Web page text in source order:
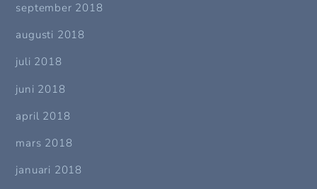
september 2018
augusti 2018
juli 2018
juni 2018
april 2018
mars 2018
januari 2018